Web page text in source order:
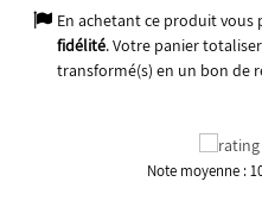
En achetant ce produit vous
fidélité. Votre panier
transformé(s) en un bon de
Note moyenne :